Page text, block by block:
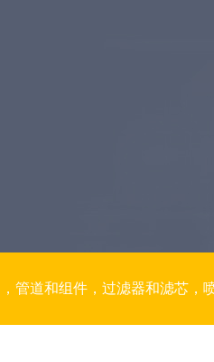
管道和组件，过滤器和滤芯，